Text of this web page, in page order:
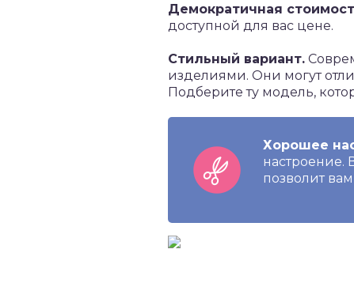
Демократичная
доступной для вас цене.
Стильный вариант.
изделиями. Они могут
Подберите ту модель,
Хорошее
настроение.
позволит